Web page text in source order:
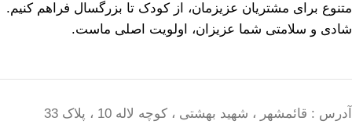
متنوع برای مشتریان عزیزمان، از کودک تا بزرگسال فراهم کنیم.
شادی و سلامتی شما عزیزان، اولویت اصلی ماست.
آدرس : قائمشهر ، شهید بهشتی ، کوچه لاله 10 ، پلاک 33